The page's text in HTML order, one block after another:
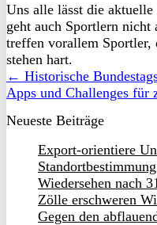
Uns alle lässt die
geht auch Sportlern nicht
treffen vorallem Sportler,
stehen hart.
← Historische
Apps und Challenges für
Neueste Beiträge
Export-orientiere
Wiedersehen nach
Zölle erschweren
Gegen den